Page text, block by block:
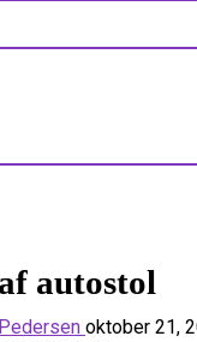
autostol
oktober 21,